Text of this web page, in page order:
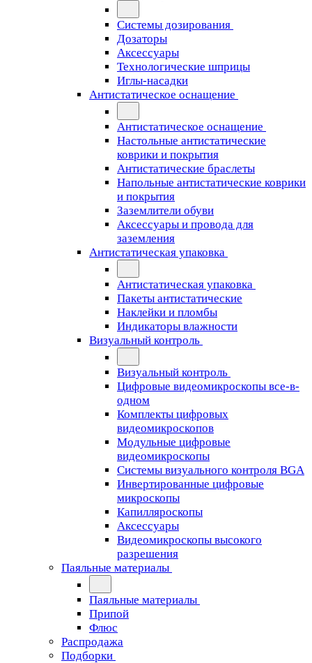
Системы дозирования
Дозаторы
Аксессуары
Технологические шприцы
Иглы-насадки
Антистатическое оснащение
Антистатическое оснащение
Настольные антистатические
коврики и покрытия
Антистатические браслеты
Напольные антистатические коврики
и покрытия
Заземлители обуви
Аксессуары и провода для
заземления
Антистатическая упаковка
Антистатическая упаковка
Пакеты антистатические
Наклейки и пломбы
Индикаторы влажности
Визуальный контроль
Визуальный контроль
Цифровые видеомикроскопы все-в-
одном
Комплекты цифровых
видеомикроскопов
Модульные цифровые
видеомикроскопы
Cистемы визуального контроля BGA
Инвертированные цифровые
микроскопы
Капилляроскопы
Аксессуары
Видеомикроскопы высокого
разрешения
Паяльные материалы
Паяльные материалы
Припой
Флюс
Распродажа
Подборки